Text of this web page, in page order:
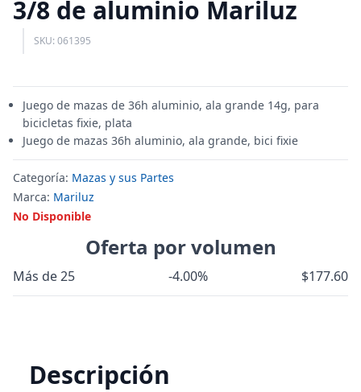
3/8 de aluminio Mariluz
SKU: 061395
Juego de mazas de 36h aluminio, ala grande 14g, para
bicicletas fixie, plata
Juego de mazas 36h aluminio, ala grande, bici fixie
Categoría: Mazas y sus Partes
Marca: Mariluz
No Disponible
Oferta por volumen
Más de 25 -4.00% $177.60
Descripción